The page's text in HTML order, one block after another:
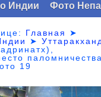
Индии Фото
Главная
➤
➤Уттаракханд
паломничества
19